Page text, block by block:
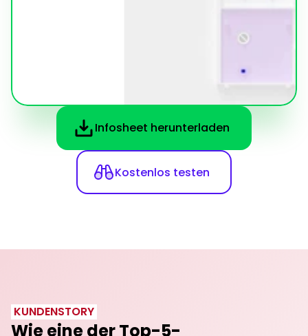
Infosheet herunterladen
Kostenlos testen
KUNDENSTORY
Wie eine der Top-5-